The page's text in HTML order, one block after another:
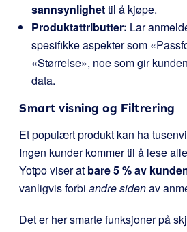
sannsynlighettil å kjøpe.
Produktattributter: Lar
spesifikke aspekter som
«Størrelse», noe som gir
data.
Smart visning og Filtrering
Et populært produkt kan ha
Ingen kunder kommer til å lese
Yotpo viser at bare 5 % av
vanligvis forbi andre sidenav
Det er her smarte funksjoner på